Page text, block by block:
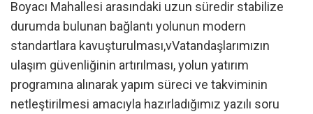
Boyacı Mahallesi arasındaki uzun süredir stabilize
durumda bulunan bağlantı yolunun modern
standartlara kavuşturulması,vVatandaşlarımızın
ulaşım güvenliğinin artırılması, yolun yatırım
programına alınarak yapım süreci ve takviminin
netleştirilmesi amacıyla hazırladığımız yazılı soru